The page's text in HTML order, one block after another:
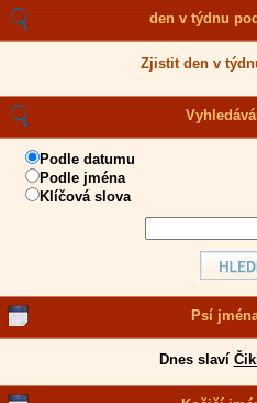
den v týdnu
Zjistit den v
Podle datumu
Podle jména
Klíčová slova
Psí
Dnes slaví